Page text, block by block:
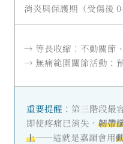
消炎與保護期（受傷後
→ 等長收縮：不動關節
→ 無痛範圍關節活動：
重要提醒 ：第三階段最
即使疼痛已消失， 韌帶
上——這就是嘉韻會用